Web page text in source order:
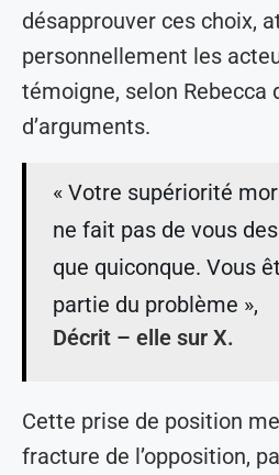
désapprouver ces choix,
personnellement les
témoigne, selon Rebecca
d’arguments.
« Votre supériorité
ne fait pas de vous
que quiconque. Vous
partie du problème »,
Décrit – elle sur X.
Cette prise de position
fracture de l’opposition,